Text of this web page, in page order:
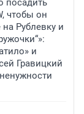
посадить
чтобы он
на Рублевку и
и
Гравицкий